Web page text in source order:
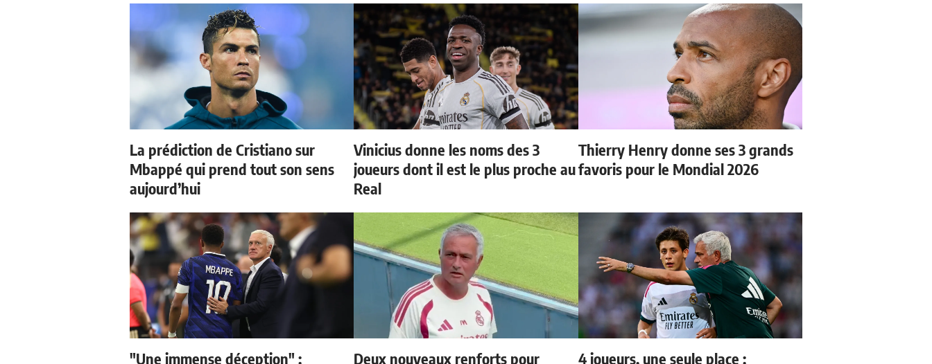
La prédiction de Cristiano sur
Mbappé qui prend tout son sens
aujourd’hui
Vinicius donne les noms des 3
joueurs dont il est le plus proche au
Real
Thierry Henry donne ses 3 grands
favoris pour le Mondial 2026
"Une immense déception" :
Deux nouveaux renforts pour
4 joueurs, une seule place :